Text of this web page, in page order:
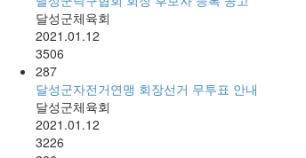
달성군체육회
2021.01.12
3506
287
달성군자전거연맹 회장선거 무투표 안내
달성군체육회
2021.01.12
3226